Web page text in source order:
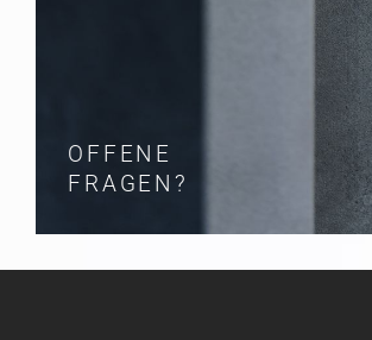
OFFENE
FRAGEN?